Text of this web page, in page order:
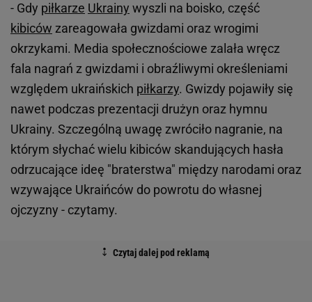
- Gdy piłkarze Ukrainy wyszli na boisko, część
kibiców zareagowała gwizdami oraz wrogimi
okrzykami. Media społecznościowe zalała wręcz
fala nagrań z gwizdami i obraźliwymi określeniami
względem ukraińskich piłkarzy. Gwizdy pojawiły się
nawet podczas prezentacji drużyn oraz hymnu
Ukrainy. Szczególną uwagę zwróciło nagranie, na
którym słychać wielu kibiców skandujących hasła
odrzucające ideę "braterstwa" między narodami oraz
wzywające Ukraińców do powrotu do własnej
ojczyzny - czytamy.